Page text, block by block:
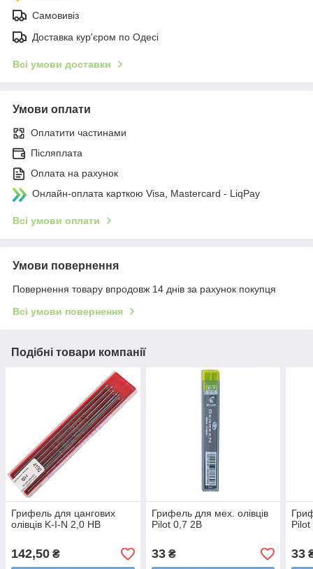
Самовивіз
Доставка кур'єром по Одесі
Всі умови доставки
Умови оплати
Оплатити частинами
Післяплата
Оплата на рахунок
Онлайн-оплата карткою Visa, Mastercard - LiqPay
Всі умови оплати
Умови повернення
Повернення товару впродовж 14 днів за рахунок покупця
Всі умови повернення
Подібні товари компанії
Грифель для цангових
олівців K-I-N 2,0 HB
142,50 ₴
Грифель для мех. олівців
Pilot 0,7 2B
33₴
Pilot
33